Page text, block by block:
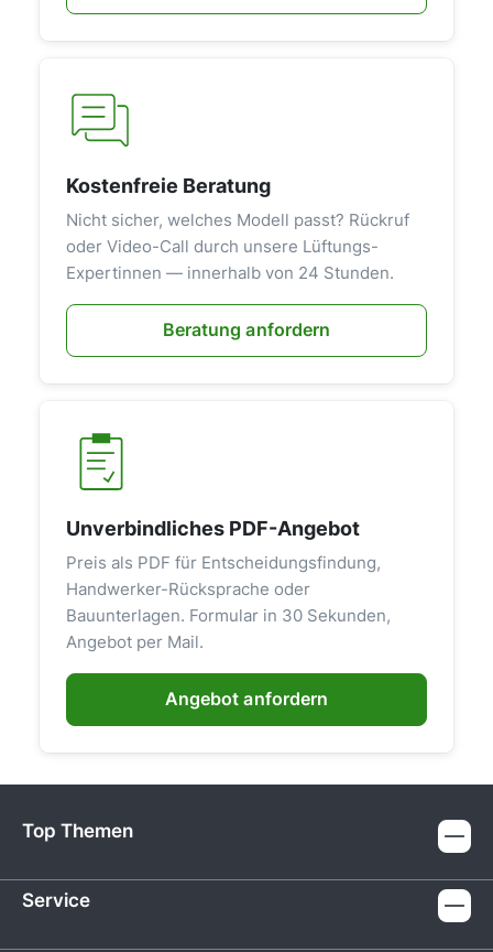
Kostenfreie Beratung
Nicht sicher, welches Modell passt? Rückruf
oder Video-Call durch unsere Lüftungs-
Expertinnen — innerhalb von 24 Stunden.
Beratung anfordern
Unverbindliches PDF-Angebot
Preis als PDF für Entscheidungsfindung,
Handwerker-Rücksprache oder
Bauunterlagen. Formular in 30 Sekunden,
Angebot per Mail.
Angebot anfordern
Top Themen
Service